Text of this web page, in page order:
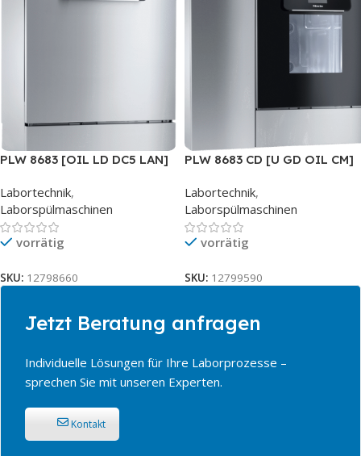
PLW 8683 [OIL LD DC5 LAN]
Labortechnik,
Laborspülmaschinen
vorrätig
SKU: 12798660
PLW 8683 CD [U GD OIL CM]
Labortechnik,
Laborspülmaschinen
vorrätig
SKU: 12799590
Jetzt Beratung anfragen
Individuelle Lösungen für Ihre Laborprozesse –
sprechen Sie mit unseren Experten.
Kontakt